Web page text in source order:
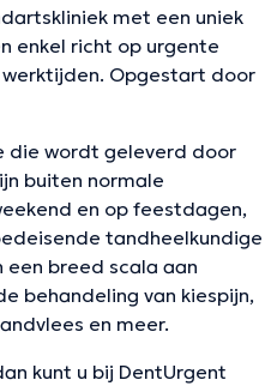
met een uniek
enkel richt op urgente
Opgestart door
die wordt geleverd door
buiten normale
en op feestdagen,
tandheelkundige
een breed scala aan
behandeling van kiespijn,
en meer.
kunt u bij DentUrgent